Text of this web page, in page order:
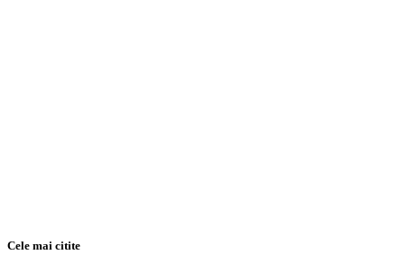
Cele mai citite